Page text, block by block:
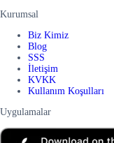
Kurumsal
Biz Kimiz
Blog
SSS
İletişim
KVKK
Kullanım Koşulları
Uygulamalar